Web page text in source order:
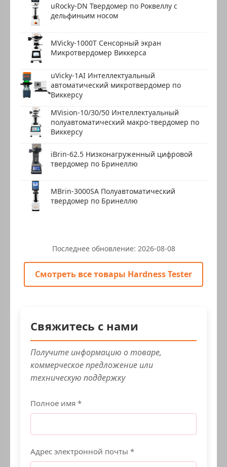
uRocky-DN Твердомер по Роквеллу с
дельфиньим носом
MVicky-1000T Сенсорный экран
Микротвердомер Виккерса
uVicky-1AI Интеллектуальный
автоматический микротвердомер по
Виккерсу
MVision-10/30/50 Интеллектуальный
полуавтоматический макро-твердомер по
Виккерсу
iBrin-62.5 Низконагруженный цифровой
твердомер по Бринеллю
MBrin-3000SA Полуавтоматический
твердомер по Бринеллю
Последнее обновление: 2026-08-08
Смотреть все товары Hardness Tester
Свяжитесь с нами
Получите информацию о товаре,
коммерческое предложение или
техническую поддержку
Полное имя *
Адрес электронной почты *